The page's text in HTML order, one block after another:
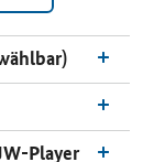
Player